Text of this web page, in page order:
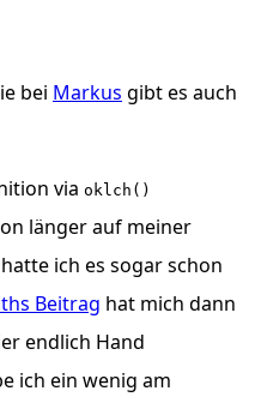
bei Markus gibt es auch
via oklch()
länger auf meiner
ich es sogar schon
Beitrag hat mich dann
endlich Hand
ich ein wenig am